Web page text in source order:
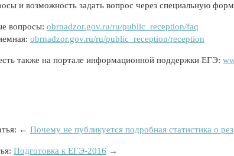
и возможность задать вопрос через специальную
вопросы: obrnadzor.gov.ru/ru/public_reception/faq
obrnadzor.gov.ru/ru/public_reception/reception
также на портале информационной поддержки ЕГЭ:
← Почему не публикуется подробная статистика о
Подготовка к ЕГЭ-2016 →